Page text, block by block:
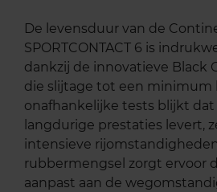
De levensduur van de
SPORTCONTACT 6 is
dankzij de innovatieve Black
die slijtage tot een minimum
onafhankelijke tests blijkt dat
langdurige prestaties levert,
intensieve
rubbermengsel zorgt ervoor
aanpast aan de